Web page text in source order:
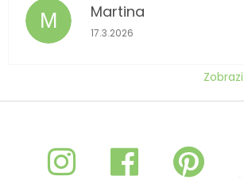
M Martina
Hodnocení obchodu je 5 z 5
17.3.2026
Z